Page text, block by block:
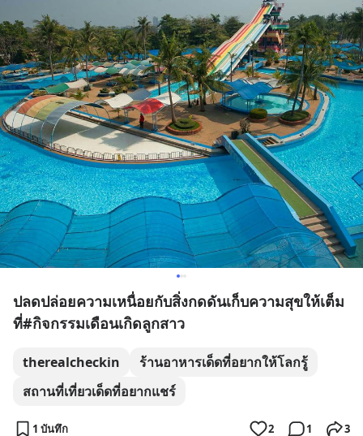
ปลดปล่อยความเหนื่อยกับสิ่งกดดันเก็บความสุขให้เต็ม
ที่#กิจกรรมเดือนเกิดลูกสาว
therealcheckin
ร้านอาหารเด็ดที่อยากให้โลกรู้
สถานที่เที่ยวเด็ดที่อยากแชร์
1 บันทึก 2 1 3